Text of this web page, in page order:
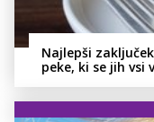
Najlepši
peke, ki se jih vsi